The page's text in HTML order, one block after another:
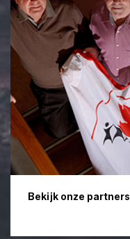
Bekijk onze partners